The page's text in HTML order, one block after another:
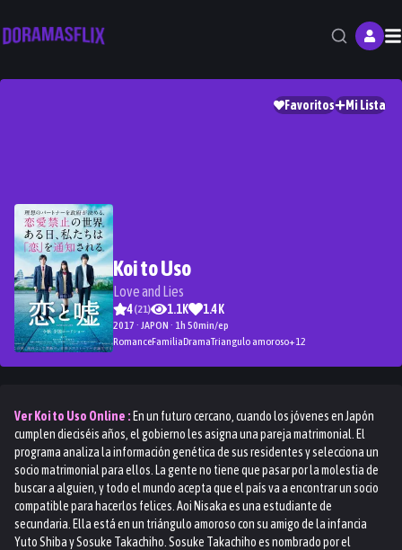
Favoritos Mi Lista
Koi to Uso
Love and Lies
4(21) 1.1K 1.4K
2017 · JAPON · 1h 50min/ep
RomanceFamiliaDramaTriangulo amoroso+12
VerKoi to Uso Online : En un futuro cercano, cuando los jóvenes en Japón
cumplen dieciséis años, el gobierno les asigna una pareja matrimonial. El
programa analiza la información genética de sus residentes y selecciona un
socio matrimonial para ellos. La gente no tiene que pasar por la molestia de
buscar a alguien, y todo el mundo acepta que el país va a encontrar un socio
compatible para hacerlos felices. Aoi Nisaka es una estudiante de
secundaria. Ella está en un triángulo amoroso con su amigo de la infancia
Yuto Shiba y Sosuke Takachiho. Sosuke Takachiho es nombrado por el